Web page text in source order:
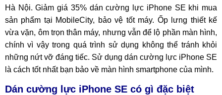
Hà Nội. Giảm giá 35% dán cường lực iPhone SE khi mua
sản phẩm tại MobileCity, bảo vệ tốt máy. Ốp lưng thiết kế
vừa vặn, ôm trọn thân máy, nhưng vẫn để lộ phần màn hình,
chính vì vậy trong quá trình sử dụng không thể tránh khỏi
những nứt vỡ đáng tiếc. Sử dụng dán cường lực iPhone SE
là cách tốt nhất bạn bảo về màn hình smartphone của mình.
Dán cường lực iPhone SE có gì đặc biệt